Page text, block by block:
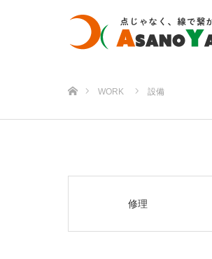
WORK 設備
修理